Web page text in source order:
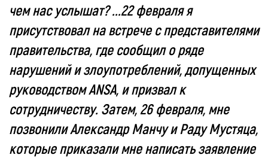
чем нас услышат? ...22 февраля я
присутствовал на встрече с представителями
правительства, где сообщил о ряде
нарушений и злоупотреблений, допущенных
руководством ANSA, и призвал к
сотрудничеству. Затем, 26 февраля, мне
позвонили Александр Манчу и Раду Мустяца,
которые приказали мне написать заявление